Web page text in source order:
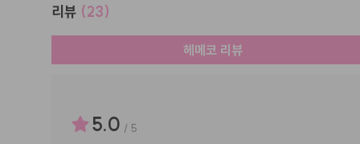
리뷰 (23)
헤메코 리뷰
5.0 / 5